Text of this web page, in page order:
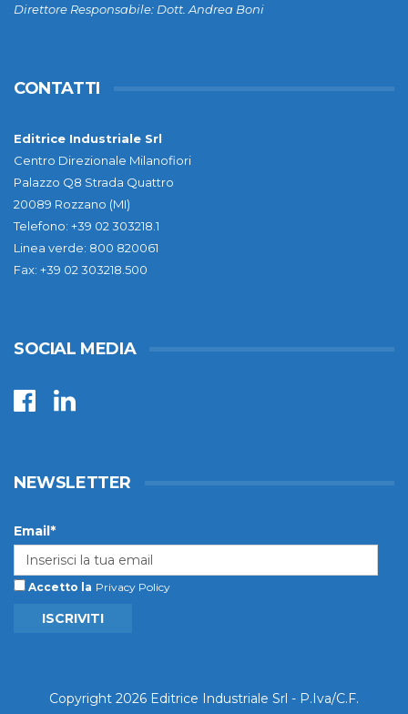
Direttore Responsabile: Dott. Andrea Boni
CONTATTI
Editrice Industriale Srl
Centro Direzionale Milanofiori
Palazzo Q8 Strada Quattro
20089 Rozzano (MI)
Telefono: +39 02 303218.1
Linea verde: 800 820061
Fax: +39 02 303218.500
SOCIAL MEDIA
NEWSLETTER
Email*
Accetto la Privacy Policy
ISCRIVITI
Copyright 2026 Editrice Industriale Srl - P.Iva/C.F.